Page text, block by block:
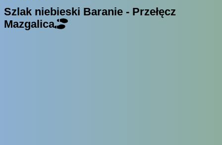
Szlak niebieski Baranie - Przełęcz
Mazgalica